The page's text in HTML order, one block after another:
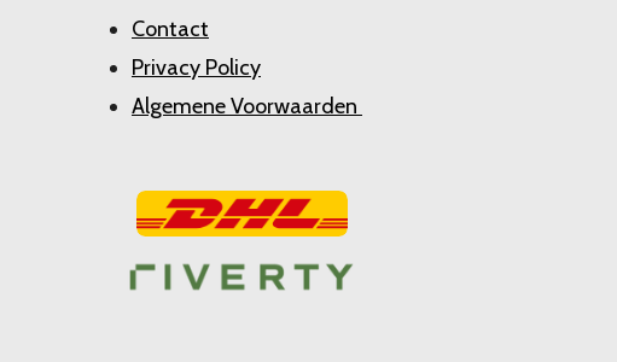
Contact
Privacy Policy
Algemene Voorwaarden